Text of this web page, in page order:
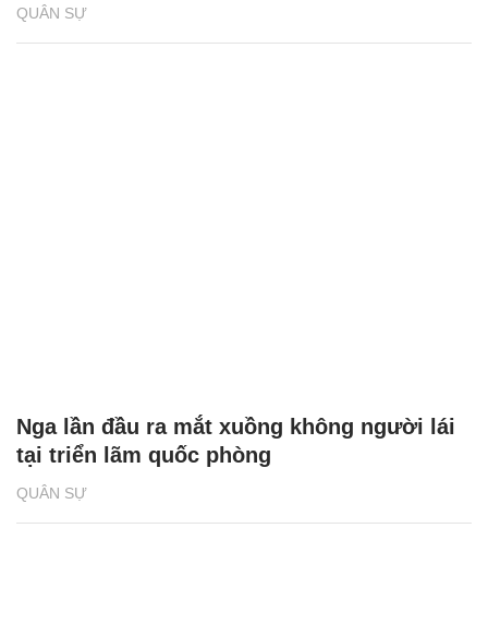
QUÂN SỰ
QUÂN SỰ
Nga lần đầu ra mắt xuồng không người lái
tại triển lãm quốc phòng